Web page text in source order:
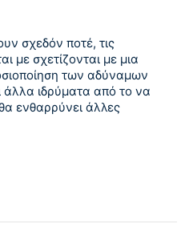
σχεδόν ποτέ, τις
με σχετίζονται με μια
των αδύναμων
άλλα ιδρύματα από το να
ενθαρρύνει άλλες